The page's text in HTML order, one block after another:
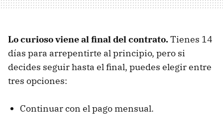
Lo curioso viene al final del contrato.Tienes 14
días para arrepentirte al principio, pero si
decides seguir hasta el final, puedes elegir entre
tres opciones:
Continuar con el pago mensual.